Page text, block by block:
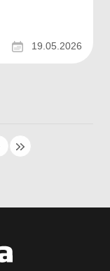
на
...
19.05.2026